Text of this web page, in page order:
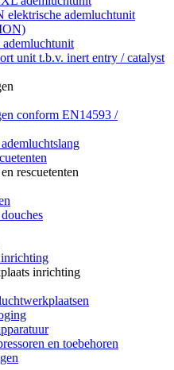
ademluchtunit
unit t.b.v. inert entry / catalyst
conform EN14593 /
rescuetenten
inrichting
en toebehoren